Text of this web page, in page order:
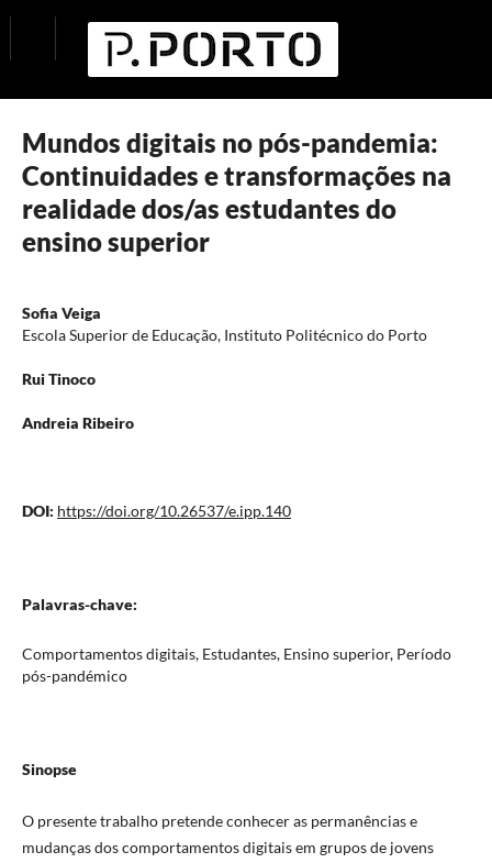
Mundos digitais no pós-pandemia:
Continuidades e transformações na
realidade dos/as estudantes do
ensino superior
Sofia Veiga
Escola Superior de Educação, Instituto Politécnico do Porto
Rui Tinoco
Andreia Ribeiro
DOI: https://doi.org/10.26537/e.ipp.140
Palavras-chave:
Comportamentos digitais, Estudantes, Ensino superior, Período
pós-pandémico
Sinopse
O presente trabalho pretende conhecer as permanências e
mudanças dos comportamentos digitais em grupos de jovens